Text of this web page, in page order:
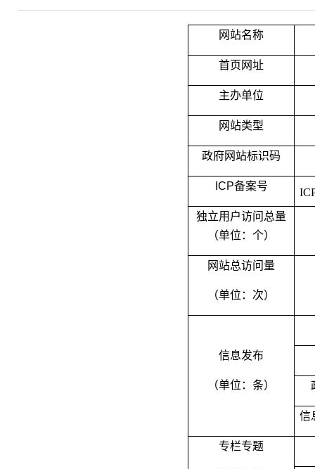
网站名称
首页网址
主办单位
网站类型
政府网站标识码
ICP备案号
独立用户访问总量
（单位：个）
网站总访问量
（单位：次）
信息发布
（单位：条）
信
专栏专题